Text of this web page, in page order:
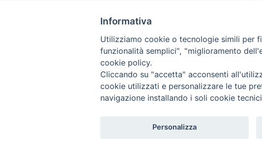
Copyright © 2019 - Tutti i diritti riservati - Vita Trentina
Informativa
Utilizziamo cookie o tecnologie simili per
funzionalità semplici", "miglioramento
cookie policy.
Cliccando su "accetta" acconsenti
cookie utilizzati e personalizzare le tue
navigazione installando i soli cookie
Personalizza